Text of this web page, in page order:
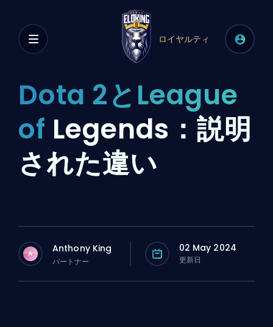
ロイヤルティ
Dota 2とLeague
of Legends：説明
された違い
A Anthony King
パートナー
02 May 2024
更新日